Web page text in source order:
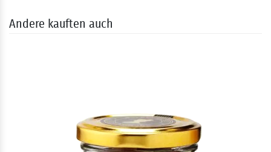
Andere kauften auch